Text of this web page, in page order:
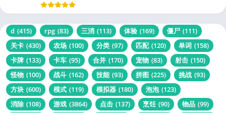
d (415) rpg (83) 三消 (113) 体验 (169) 僵尸 (111)
关卡 (430) 农场 (100) 分类 (97) 匹配 (120) 单词 (158)
卡牌 (133) 卡车 (95) 合并 (170) 宠物 (83) 射击 (150)
怪物 (100) 战斗 (162) 技能 (93) 拼图 (225) 挑战 (93)
方块 (600) 模式 (119) 模拟器 (180) 泡泡 (123)
消除 (108) 游戏 (3864) 点击 (137) 烹饪 (90) 物品 (99)